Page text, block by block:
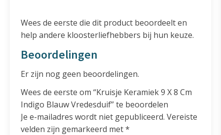
Wees de eerste die dit product beoordeelt en
help andere kloosterliefhebbers bij hun keuze.
Beoordelingen
Er zijn nog geen beoordelingen.
Wees de eerste om “Kruisje Keramiek 9 X 8 Cm
Indigo Blauw Vredesduif” te beoordelen
Je e-mailadres wordt niet gepubliceerd. Vereiste
velden zijn gemarkeerd met*